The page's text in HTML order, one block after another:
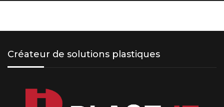
Créateur de solutions plastiques